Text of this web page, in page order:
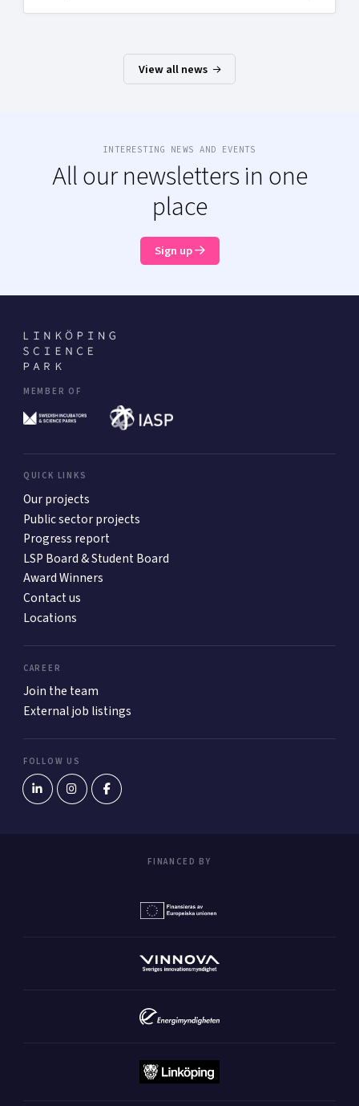
View all news
INTERESTING NEWS AND EVENTS
All our newsletters in one
place
Sign up
MEMBER OF
QUICK LINKS
Our projects
Public sector projects
Progress report
LSP Board & Student Board
Award Winners
Contact us
Locations
CAREER
Join the team
External job listings
FOLLOW US
FINANCED BY